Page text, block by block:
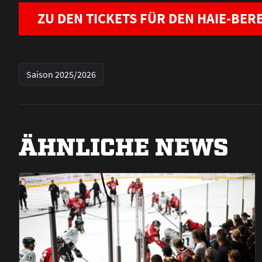
ZU DEN TICKETS FÜR DEN HAIE-
Saison 2025/2026
ÄHNLICHE NEWS